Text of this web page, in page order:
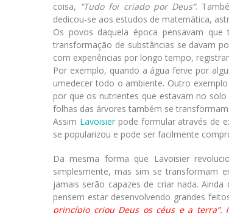
coisa, “Tudo foi criado por Deus”.
dedicou-se aos estudos de matemática,
Os povos daquela época pensavam
transformação de substâncias se davam
com experiências por longo tempo,
Por exemplo, quando a água ferve por
umedecer todo o ambiente. Outro
por que os nutrientes que estavam no
folhas das árvores também se
Assim Lavoisierpode formular através de
se popularizou e pode ser facilmente
Da mesma forma que Lavoisier
simplesmente, mas sim se transformam
jamais serão capazes de criar nada.
pensem estar desenvolvendo grandes
princípio criou Deus os céus e a terra”.